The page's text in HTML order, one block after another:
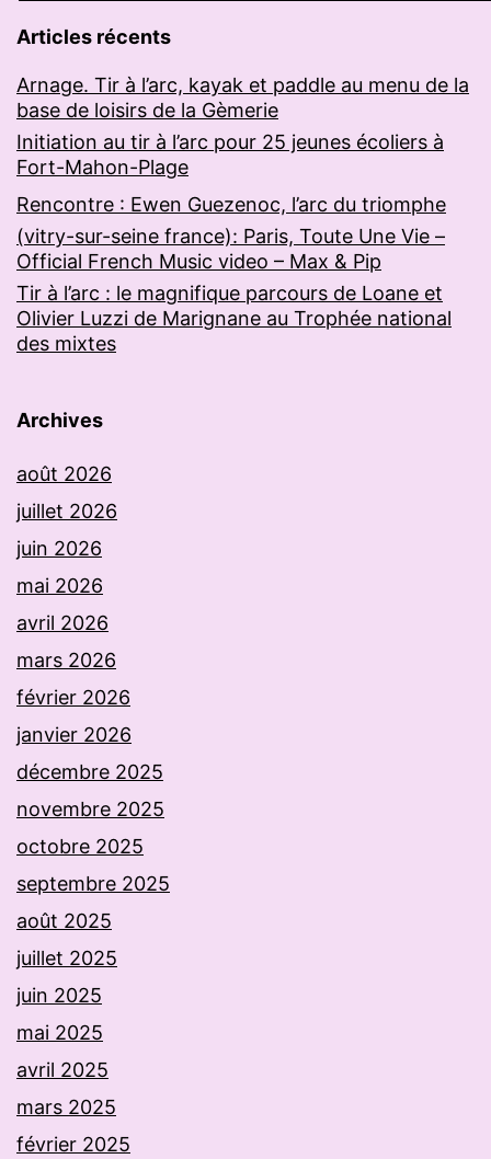
Articles récents
Arnage. Tir à l’arc, kayak et paddle au menu de la
base de loisirs de la Gèmerie
Initiation au tir à l’arc pour 25 jeunes écoliers à
Fort-Mahon-Plage
Rencontre : Ewen Guezenoc, l’arc du triomphe
(vitry-sur-seine france): Paris, Toute Une Vie –
Official French Music video – Max & Pip
Tir à l’arc : le magnifique parcours de Loane et
Olivier Luzzi de Marignane au Trophée national
des mixtes
Archives
août 2026
juillet 2026
juin 2026
mai 2026
avril 2026
mars 2026
février 2026
janvier 2026
décembre 2025
novembre 2025
octobre 2025
septembre 2025
août 2025
juillet 2025
juin 2025
mai 2025
avril 2025
mars 2025
février 2025